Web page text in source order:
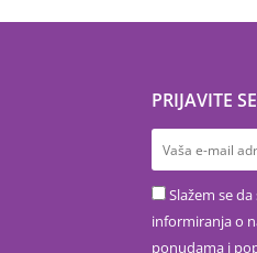
PRIJAVITE
Slažem se
informiranja o
ponudama i